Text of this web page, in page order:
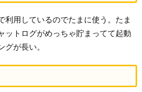
利用しているのでたまに使う。たま
ットログがめっちゃ貯まってて起動
グが長い。